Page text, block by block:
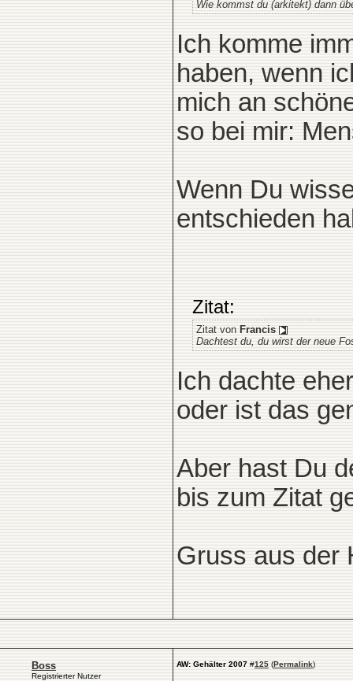
Wie kommst du (arkitekt) dann
Ich komme
haben, wenn
mich an
so bei mir:
Wenn Du
entschieden
Zitat:
Zitat von Francis
Dachtest du, du wirst der neue
Ich dachte
oder ist das
Aber hast Du
bis zum Zitat
Gruss aus der
Boss
Registrierter Nutzer
AW: Gehälter 2007 #125 (Permalink)